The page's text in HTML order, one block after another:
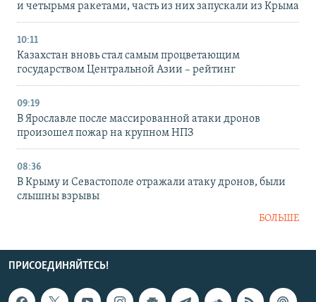
и четырьмя ракетами, часть из них запускали из Крыма
10:11
Казахстан вновь стал самым процветающим
государством Центральной Азии – рейтинг
09:19
В Ярославле после массированной атаки дронов
произошел пожар на крупном НПЗ
08:36
В Крыму и Севастополе отражали атаку дронов, были
слышны взрывы
БОЛЬШЕ
ПРИСОЕДИНЯЙТЕСЬ!